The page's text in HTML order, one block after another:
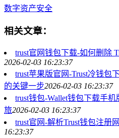
数字资产安全
相关文章：
trust官网钱包下载-如何删除
2026-02-03 16:23:37
trust苹果版官网-Trust冷钱包
的关键一步2026-02-03 16:23:37
trust钱包-Wallet钱包下载手
旅2026-02-03 16:23:37
trust官网-解析Trust钱包注册
16:23:37